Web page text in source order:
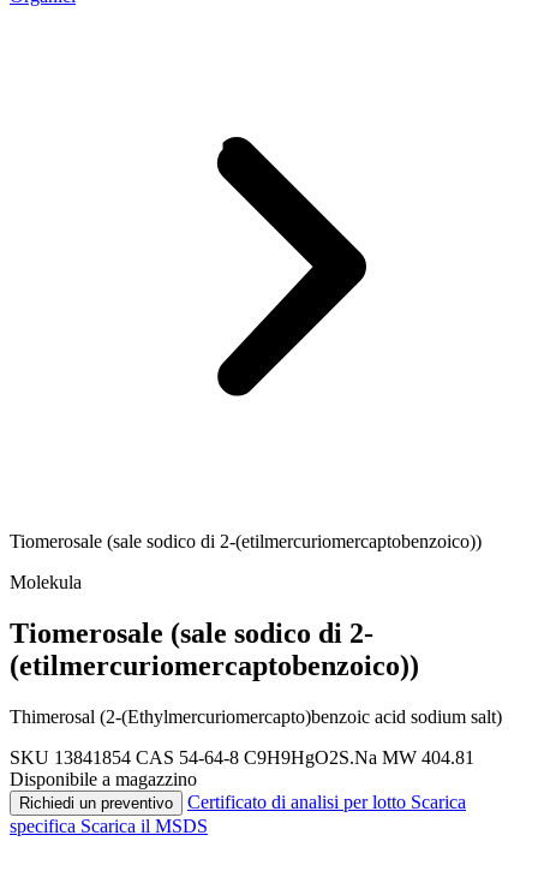
Tiomerosale (sale sodico di 2-(etilmercuriomercaptobenzoico))
Molekula
Tiomerosale (sale sodico di 2-
(etilmercuriomercaptobenzoico))
Thimerosal (2-(Ethylmercuriomercapto)benzoic acid sodium salt)
SKU 13841854 CAS 54-64-8 C9H9HgO2S.Na MW 404.81
Disponibile a magazzino
Richiedi un preventivo Certificato di analisi per lotto Scarica
specifica Scarica il MSDS